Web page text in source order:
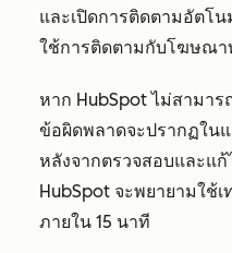
และเปิดการติดตามอัตโ
ใช้การติดตามกับโฆษณ
หาก HubSpot ไม่สามา
ข้อผิดพลาดจะปรากฏใ
หลังจากตรวจสอบและแ
HubSpot จะพยายามใช้
ภายใน 15 นาที